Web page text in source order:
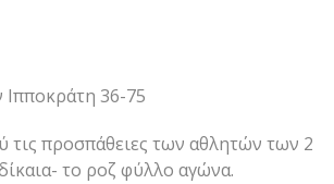
36-75
προσπάθειες των αθλητών των 2
το ροζ φύλλο αγώνα.